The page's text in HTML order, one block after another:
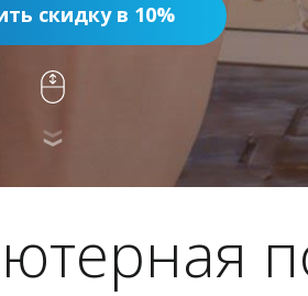
скидку в 10%